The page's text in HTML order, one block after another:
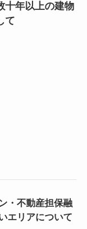
十年以上の建物
て
・不動産担保融
エリアについて